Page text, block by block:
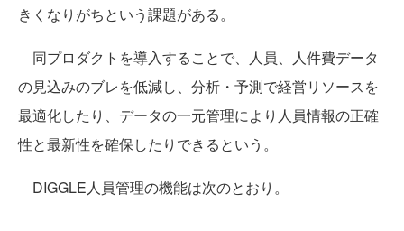
きくなりがちという課題がある。
同プロダクトを導入することで、人員、人件費データ
の見込みのブレを低減し、分析・予測で経営リソースを
最適化したり、データの一元管理により人員情報の正確
性と最新性を確保したりできるという。
DIGGLE人員管理の機能は次のとおり。